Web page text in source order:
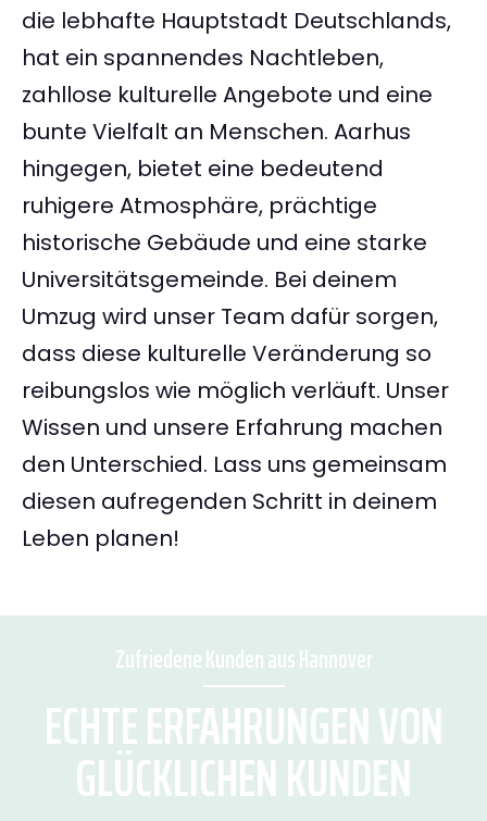
die lebhafte Hauptstadt Deutschlands,
hat ein spannendes Nachtleben,
zahllose kulturelle Angebote und eine
bunte Vielfalt an Menschen. Aarhus
hingegen, bietet eine bedeutend
ruhigere Atmosphäre, prächtige
historische Gebäude und eine starke
Universitätsgemeinde. Bei deinem
Umzug wird unser Team dafür sorgen,
dass diese kulturelle Veränderung so
reibungslos wie möglich verläuft. Unser
Wissen und unsere Erfahrung machen
den Unterschied. Lass uns gemeinsam
diesen aufregenden Schritt in deinem
Leben planen!
Zufriedene Kunden aus Hannover
ECHTE ERFAHRUNGEN VON
GLÜCKLICHEN KUNDEN